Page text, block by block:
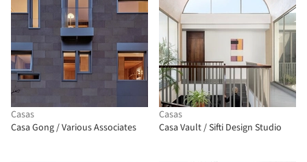
Casas
Casa Gong / Various Associates
Casas
Casa Vault / Sifti Design Studio